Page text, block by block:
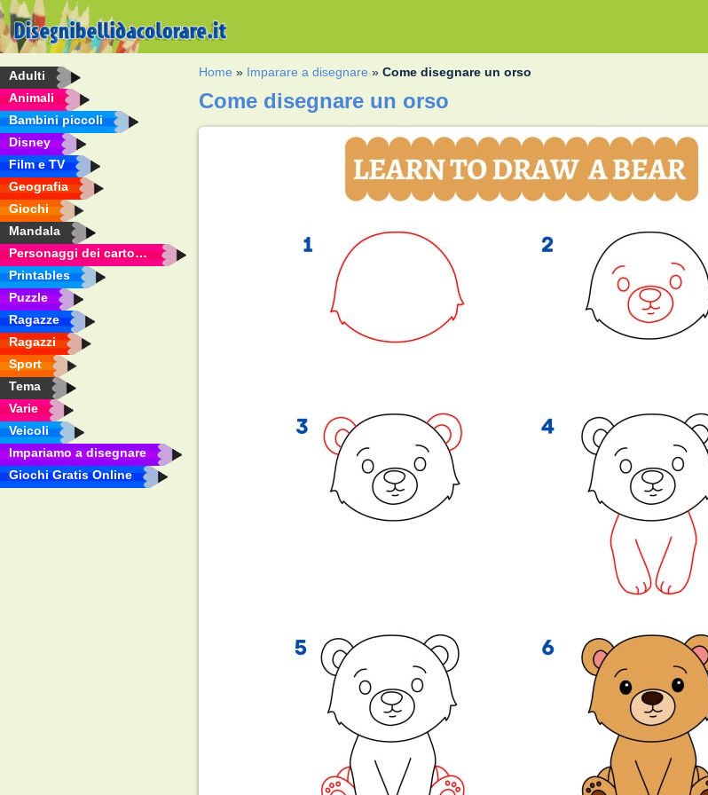
Adulti
Animali
Bambini piccoli
Disney
Film e TV
Geografia
Giochi
Mandala
Personaggi dei cartoni animati
Printables
Puzzle
Ragazze
Ragazzi
Sport
Tema
Varie
Veicoli
Impariamo a disegnare
Giochi Gratis Online
Home » Imparare a disegnare »Come disegnare un orso
Come disegnare un orso